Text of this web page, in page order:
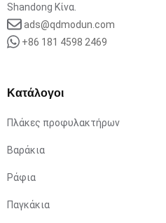
Shandong Κίνα.
ads@qdmodun.com
+86 181 4598 2469
Κατάλογοι
Πλάκες προφυλακτήρων
Βαράκια
Ράφια
Παγκάκια